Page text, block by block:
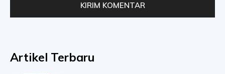
Artikel Terbaru